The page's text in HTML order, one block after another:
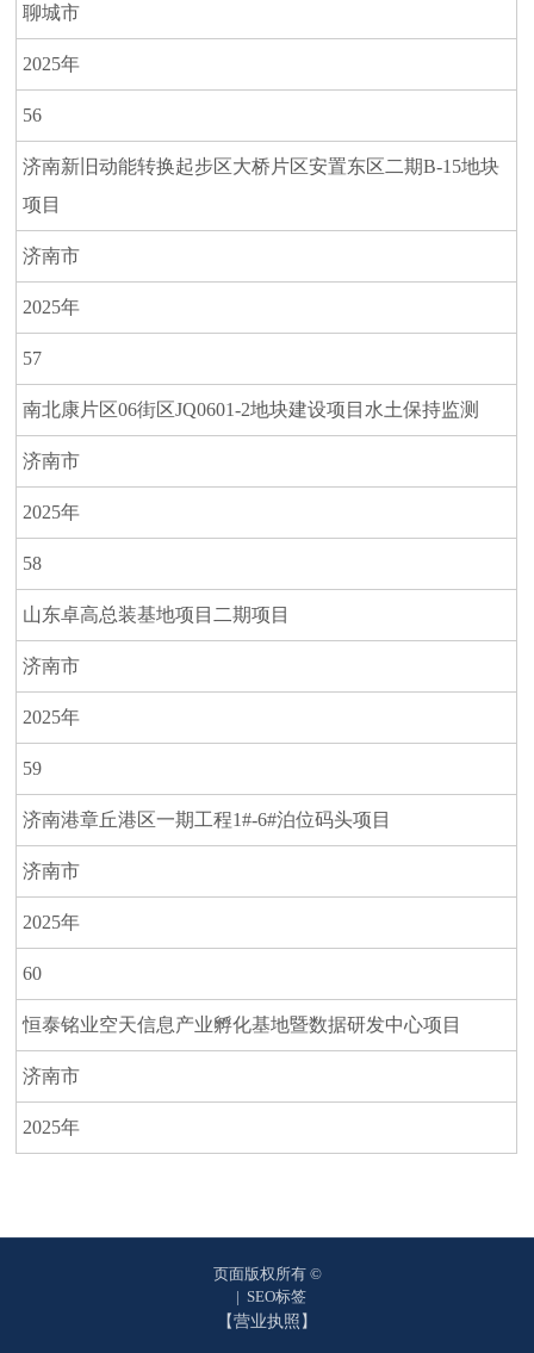
聊城市
2025年
56
济南新旧动能转换起步区大桥片区安置东区二期B-15地块
项目
济南市
2025年
57
南北康片区06街区JQ0601-2地块建设项目水土保持监测
济南市
2025年
58
山东卓高总装基地项目二期项目
济南市
2025年
59
济南港章丘港区一期工程1#-6#泊位码头项目
济南市
2025年
60
恒泰铭业空天信息产业孵化基地暨数据研发中心项目
济南市
2025年
页面版权所有 ©
| SEO标签
【营业执照】